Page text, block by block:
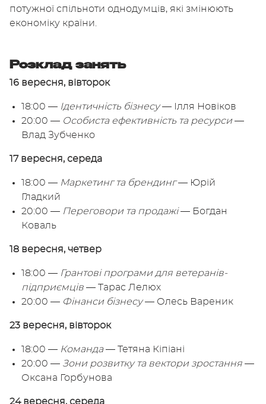
потужної спільноти однодумців, які змінюють
економіку країни.
Розклад занять
16 вересня, вівторок
18:00 — Ідентичність бізнесу— Ілля Новіков
20:00 — Особиста ефективність та ресурси —
Влад Зубченко
17 вересня, середа
18:00 — Маркетинг та брендинг— Юрій
Гладкий
20:00 — Переговори та продажі— Богдан
Коваль
18 вересня, четвер
18:00 — Грантові програми для ветеранів-
підприємців — Тарас Лелюх
20:00 — Фінанси бізнесу— Олесь Вареник
23 вересня, вівторок
18:00 — Команда— Тетяна Кіпіані
20:00 — Зони розвитку та вектори зростання —
Оксана Горбунова
24 вересня, середа